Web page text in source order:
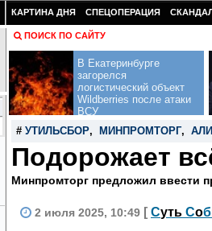
КАРТИНА ДНЯ СПЕЦОПЕРАЦИЯ
ПОИСК ПО САЙТУ
В Екатеринбурге
загорелся
логистический объект
Wildberries после атаки
ВСУ
# УТИЛЬСБОР, МИНПРОМТОРГ,
Подорожает
Минпромторг предложил ввести
2 июля 2025, 10:49 [ Суть Соб